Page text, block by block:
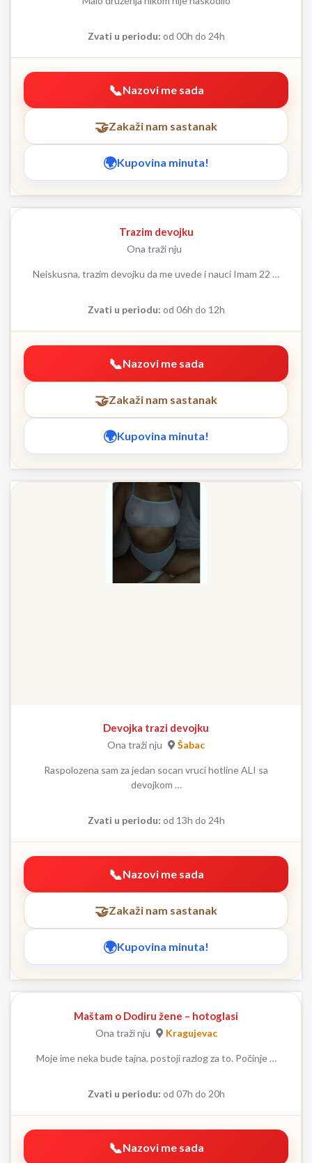
Zvati u periodu: od 00h do 24h
Nazovi me sada
Zakaži nam sastanak
Kupovina minuta!
Trazim devojku
Ona traži nju
Neiskusna, trazim devojku da me uvede i nauci Imam 22 …
Zvati u periodu: od 06h do 12h
Nazovi me sada
Zakaži nam sastanak
Kupovina minuta!
Devojka trazi devojku
Ona traži nju Šabac
Raspolozena sam za jedan socan vruci hotline ALI sa
devojkom …
Zvati u periodu: od 13h do 24h
Nazovi me sada
Zakaži nam sastanak
Kupovina minuta!
Maštam o Dodiru žene – hotoglasi
Ona traži nju Kragujevac
Moje ime neka bude tajna, postoji razlog za to. Počinje …
Zvati u periodu: od 07h do 20h
Nazovi me sada